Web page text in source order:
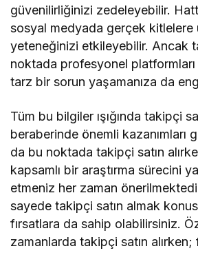
güvenilirliğinizi zedeleyebilir.
sosyal medyada gerçek kitlelere
yeteneğinizi etkileyebilir. Ancak
noktada profesyonel
tarz bir sorun yaşamanıza da
Tüm bu bilgiler ışığında takipçi
beraberinde önemli kazanımları
da bu noktada takipçi satın
kapsamlı bir araştırma sürecini
etmeniz her zaman
sayede takipçi satın almak
fırsatlara da sahip olabilirsiniz.
zamanlarda takipçi satın